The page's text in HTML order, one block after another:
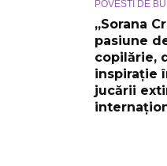
POVESTI DE
„Sorana
pasiune
copilărie,
inspirație
jucării